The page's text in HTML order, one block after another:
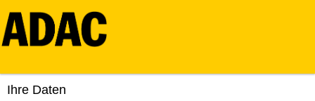
Ihre Daten